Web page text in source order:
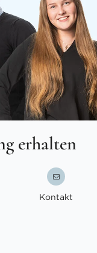
erhalten
Kontakt